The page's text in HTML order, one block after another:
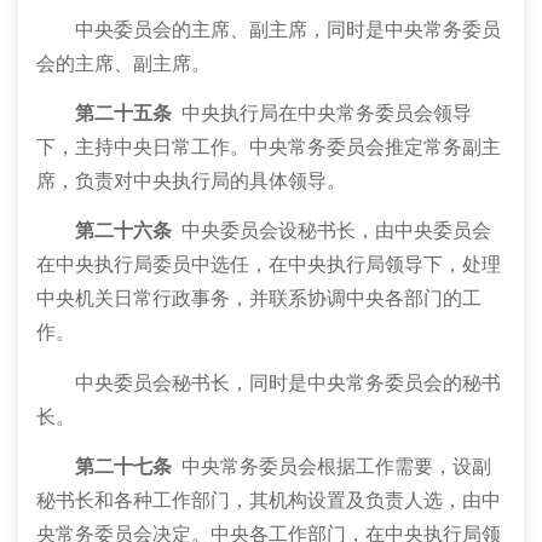
中央委员会的主席、副主席，同时是中央常务委员
会的主席、副主席。
第二十五条 中央执行局在中央常务委员会领导
下，主持中央日常工作。中央常务委员会推定常务副主
席，负责对中央执行局的具体领导。
第二十六条 中央委员会设秘书长，由中央委员会
在中央执行局委员中选任，在中央执行局领导下，处理
中央机关日常行政事务，并联系协调中央各部门的工
作。
中央委员会秘书长，同时是中央常务委员会的秘书
长。
第二十七条 中央常务委员会根据工作需要，设副
秘书长和各种工作部门，其机构设置及负责人选，由中
央常务委员会决定。中央各工作部门，在中央执行局领